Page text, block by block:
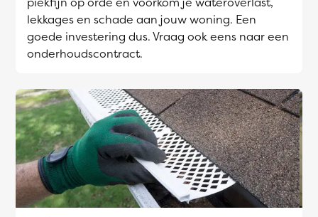
lekkages en schade aan jouw woning. Een
goede investering dus. Vraag ook eens naar een
onderhoudscontract.